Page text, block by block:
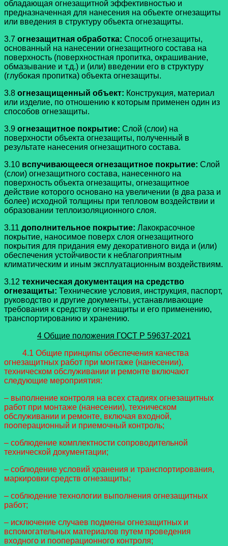
обладающая огнезащитной эффективностью и
предназначенная для нанесения на объекте огнезащиты
или введения в структуру объекта огнезащиты.
3.7 огнезащитная обработка: Способ огнезащиты,
основанный на нанесении огнезащитного состава на
поверхность (поверхностная пропитка, окрашивание,
обмазывание и т.д.) и (или) введении его в структуру
(глубокая пропитка) объекта огнезащиты.
3.8 огнезащищенный объект: Конструкция, материал
или изделие, по отношению к которым применен один из
способов огнезащиты.
3.9 огнезащитное покрытие: Слой (слои) на
поверхности объекта огнезащиты, полученный в
результате нанесения огнезащитного состава.
3.10 вспучивающееся огнезащитное покрытие: Слой
(слои) огнезащитного состава, нанесенного на
поверхность объекта огнезащиты, огнезащитное
действие которого основано на увеличении (в два раза и
более) исходной толщины при тепловом воздействии и
образовании теплоизоляционного слоя.
3.11 дополнительное покрытие: Лакокрасочное
покрытие, наносимое поверх слоя огнезащитного
покрытия для придания ему декоративного вида и (или)
обеспечения устойчивости к неблагоприятным
климатическим и иным эксплуатационным воздействиям.
3.12 техническая документация на средство
огнезащиты: Технические условия, инструкция, паспорт,
руководство и другие документы, устанавливающие
требования к средству огнезащиты и его применению,
транспортированию и хранению.
4 Общие положения ГОСТ Р 59637-2021
4.1 Общие принципы обеспечения качества
огнезащитных работ при монтаже (нанесении),
техническом обслуживании и ремонте включают
следующие мероприятия:
– выполнение контроля на всех стадиях огнезащитных
работ при монтаже (нанесении), техническом
обслуживании и ремонте, включая входной,
пооперационный и приемочный контроль;
– соблюдение комплектности сопроводительной
технической документации;
– соблюдение условий хранения и транспортирования,
маркировки средств огнезащиты;
– соблюдение технологии выполнения огнезащитных
работ;
– исключение случаев подмены огнезащитных и
вспомогательных материалов путем проведения
входного и пооперационного контроля;